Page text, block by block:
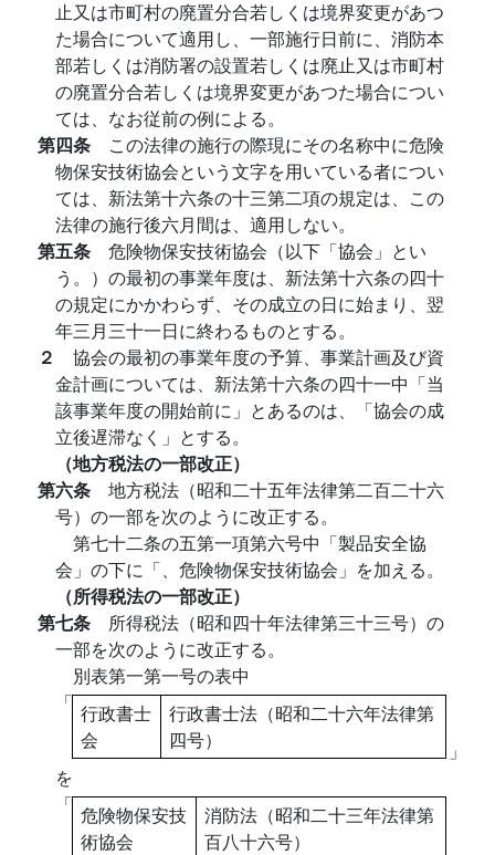
止又は市町村の廃置分合若しくは境界変更があつ
た場合について適用し、一部施行日前に、消防本
部若しくは消防署の設置若しくは廃止又は市町村
の廃置分合若しくは境界変更があつた場合につい
ては、なお従前の例による。
第四条 この法律の施行の際現にその名称中に危険
物保安技術協会という文字を用いている者につい
ては、新法第十六条の十三第二項の規定は、この
法律の施行後六月間は、適用しない。
第五条 危険物保安技術協会（以下「協会」とい
う。）の最初の事業年度は、新法第十六条の四十
の規定にかかわらず、その成立の日に始まり、翌
年三月三十一日に終わるものとする。
２ 協会の最初の事業年度の予算、事業計画及び資
金計画については、新法第十六条の四十一中「当
該事業年度の開始前に」とあるのは、「協会の成
立後遅滞なく」とする。
（地方税法の一部改正）
第六条 地方税法（昭和二十五年法律第二百二十六
号）の一部を次のように改正する。
第七十二条の五第一項第六号中「製品安全協
会」の下に「、危険物保安技術協会」を加える。
（所得税法の一部改正）
第七条 所得税法（昭和四十年法律第三十三号）の
一部を次のように改正する。
別表第一第一号の表中
「 行政書士
会
行政書士法（昭和二十六年法律第
四号）
」
を
「 危険物保安技
術協会
消防法（昭和二十三年法律第
百八十六号）